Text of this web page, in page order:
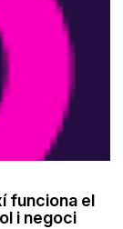
funciona el
i negoci